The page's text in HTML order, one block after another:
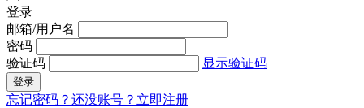
登录
邮箱/用户名
密码
验证码
显示验证码
登录
忘记密码？ 还没账号？立即注册